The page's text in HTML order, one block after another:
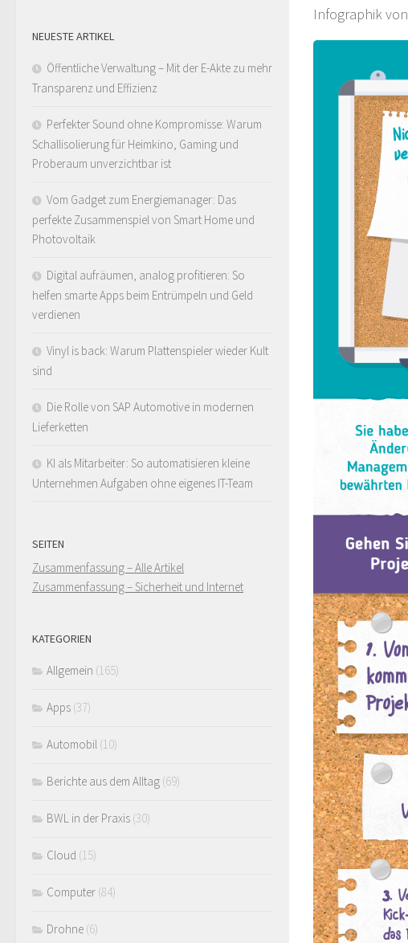
Infographik von
NEUESTE ARTIKEL
Öffentliche Verwaltung – Mit der E-Akte zu mehr
Transparenz und Effizienz
Perfekter Sound ohne Kompromisse: Warum
Schallisolierung für Heimkino, Gaming und
Proberaum unverzichtbar ist
Vom Gadget zum Energiemanager: Das
perfekte Zusammenspiel von Smart Home und
Photovoltaik
Digital aufräumen, analog profitieren: So
helfen smarte Apps beim Entrümpeln und Geld
verdienen
Vinyl is back: Warum Plattenspieler wieder Kult
sind
Die Rolle von SAP Automotive in modernen
Lieferketten
KI als Mitarbeiter: So automatisieren kleine
Unternehmen Aufgaben ohne eigenes IT-Team
SEITEN
Zusammenfassung – Alle Artikel
Zusammenfassung – Sicherheit und Internet
KATEGORIEN
Allgemein (165)
Apps (37)
Automobil (10)
Berichte aus dem Alltag (69)
BWL in der Praxis (30)
Cloud (15)
Computer (84)
Drohne (6)